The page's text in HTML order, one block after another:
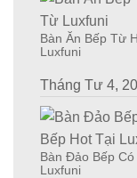
Bàn Ăn Bếp Từ
Luxfuni
Tháng Tư 4,
Bàn Đảo Bếp
Luxfuni